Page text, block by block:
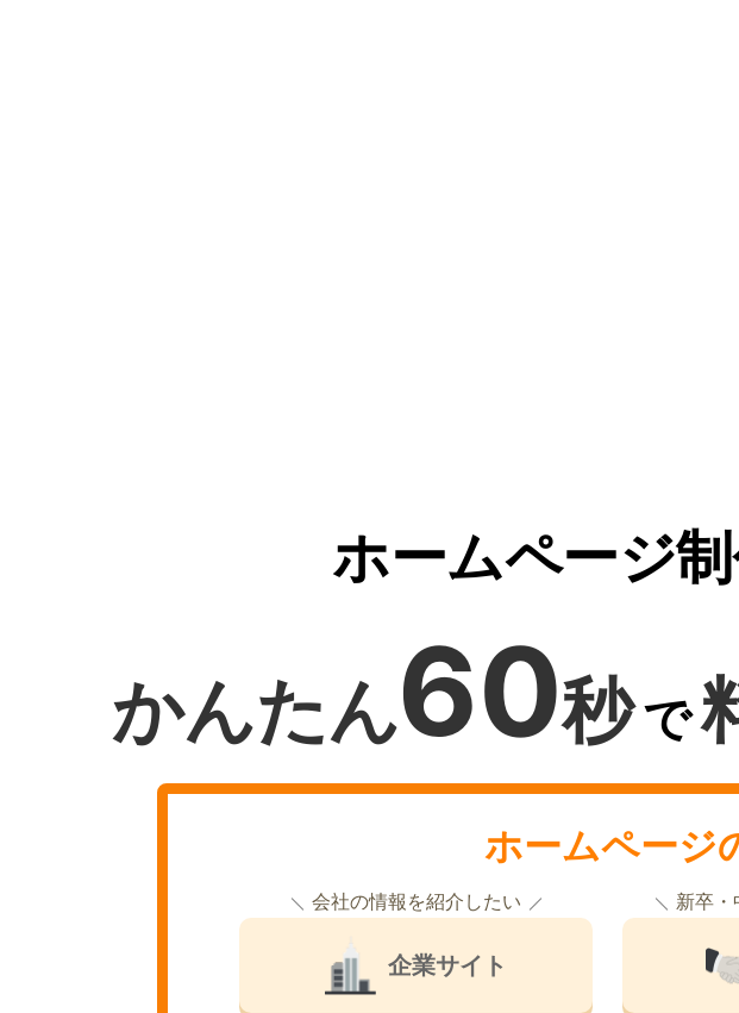
ホームページ
かんたん60秒で
ホームページ
会社の情報を紹介したい
企業サイト
新卒・